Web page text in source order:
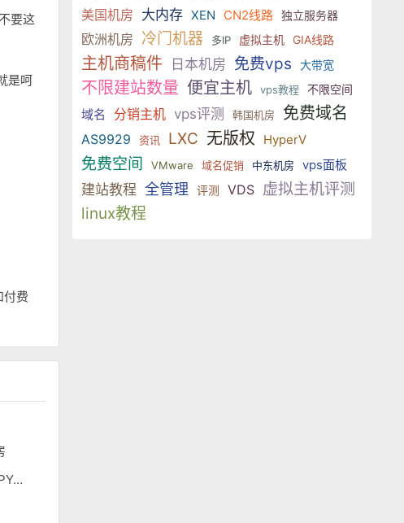
要这
是呵
付费
马来西亚主机商 SVR4U 推出年付 VPS 套餐，搭载 EPYC/至强铂金，支持支付宝
美元，美国
美国机房 大内存 XEN CN2线路 独立服务器
欧洲机房 冷门机器 多IP 虚拟主机 GIA线路
主机商稿件 日本机房 免费vps 大带宽
不限建站数量 便宜主机 vps教程 不限空间
域名 分销主机 vps评测 韩国机房 免费域名
AS9929 资讯 LXC 无版权 HyperV
免费空间 VMware 域名促销 中东机房 vps面板
建站教程 全管理 评测 VDS 虚拟主机评测
linux教程